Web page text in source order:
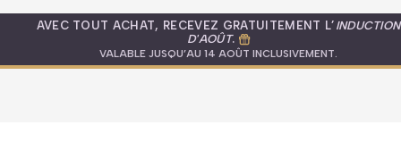
AVEC TOUT ACHAT, RECEVEZ GRATUITEMENT L’ INDUCTION
D'AOÛT.
VALABLE JUSQU’AU 14 AOÛT INCLUSIVEMENT.